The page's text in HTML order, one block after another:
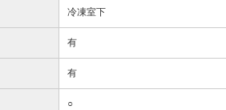
冷凍室下
有
有
○